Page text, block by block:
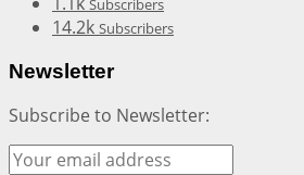
Subscribers
14.2k Subscribers
Newsletter
Subscribe to Newsletter: